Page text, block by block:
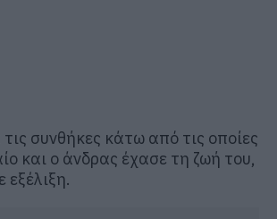
τις συνθήκες κάτω από τις οποίες
και ο άνδρας έχασε τη ζωή του,
εξέλιξη.